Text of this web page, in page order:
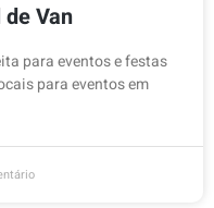
Van
para eventos e festas
para eventos em